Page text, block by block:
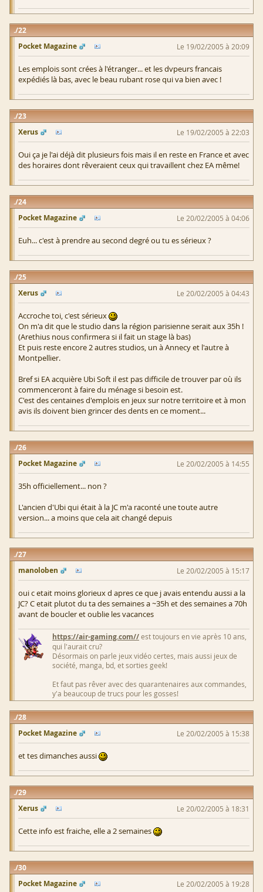
22
Pocket Magazine
Le 19/02/2005 à 20:09
Les emplois sont crées à l'étranger... et les dvpeurs francais
expédiés là bas, avec le beau rubant rose qui va bien avec !
23
Xerus
Le 19/02/2005 à 22:03
Oui ça je l'ai déjà dit plusieurs fois mais il en reste en France et avec
des horaires dont rêveraient ceux qui travaillent chez EA même!
24
Pocket Magazine
Le 20/02/2005 à 04:06
Euh... c'est à prendre au second degré ou tu es sérieux ?
25
Xerus
Le 20/02/2005 à 04:43
Accroche toi, c'est sérieux
On m'a dit que le studio dans la région parisienne serait aux 35h !
(Arethius nous confirmera si il fait un stage là bas)
Et puis reste encore 2 autres studios, un à Annecy et l'autre à
Montpellier.
Bref si EA acquière Ubi Soft il est pas difficile de trouver par où ils
commenceront à faire du ménage si besoin est.
C'est des centaines d'emplois en jeux sur notre territoire et à mon
avis ils doivent bien grincer des dents en ce moment...
26
Pocket Magazine
Le 20/02/2005 à 14:55
35h officiellement... non ?
L'ancien d'Ubi qui était à la JC m'a raconté une toute autre
version... a moins que cela ait changé depuis
27
manoloben
Le 20/02/2005 à 15:17
oui c etait moins glorieux d apres ce que j avais entendu aussi a la
JC? C etait plutot du ta des semaines a ~35h et des semaines a 70h
avant de boucler et oublie les vacances
https://air-gaming.com//est toujours en vie après 10 ans,
qui l'aurait cru?
Désormais on parle jeux vidéo certes, mais aussi jeux de
société, manga, bd, et sorties geek!
Et faut pas rêver avec des quarantenaires aux commandes,
y'a beaucoup de trucs pour les gosses!
28
Pocket Magazine
Le 20/02/2005 à 15:38
et tes dimanches aussi
29
Xerus
Le 20/02/2005 à 18:31
Cette info est fraiche, elle a 2 semaines
30
Pocket Magazine
Le 20/02/2005 à 19:28